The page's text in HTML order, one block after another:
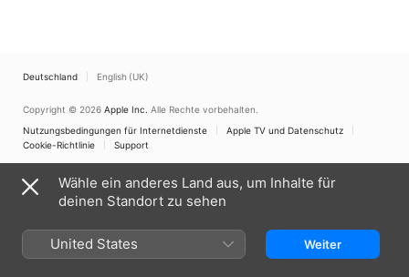
Deutschland English (UK)
Copyright © 2026 Apple Inc. Alle Rechte vorbehalten.
Nutzungsbedingungen für Internetdienste
Apple TV und Datenschutz
Cookie-Richtlinie
Support
Wähle ein anderes Land aus, um Inhalte für
deinen Standort zu sehen
United States Weiter